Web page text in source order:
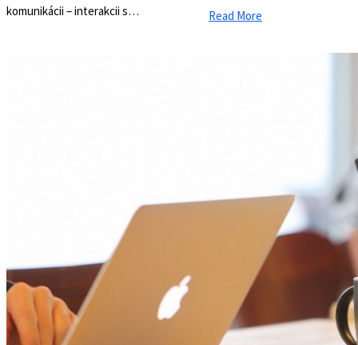
komunikácii – interakcii s…
Read More